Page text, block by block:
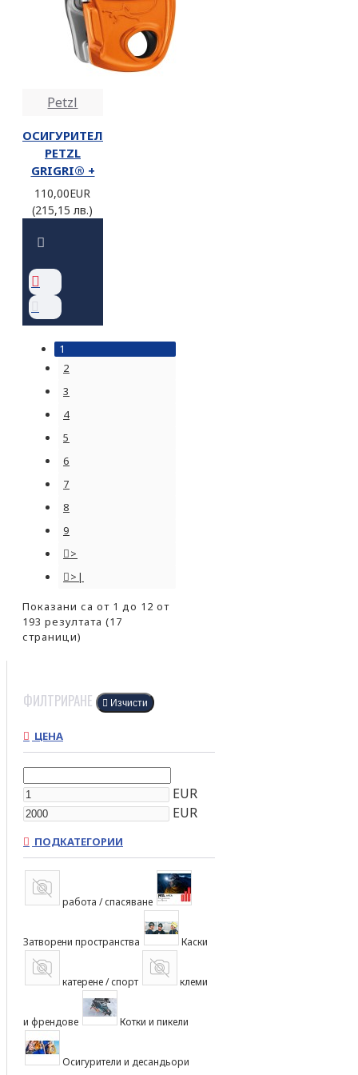
Petzl
ОСИГУРИТЕЛ
PETZL
GRIGRI® +
110,00EUR
(215,15 лв.)
1
2
3
4
5
6
7
8
9
>
>|
Показани са от 1 до 12 от
193 резултата (17
страници)
ФИЛТРИРАНЕ Изчисти
ЦЕНА
EUR
EUR
ПОДКАТЕГОРИИ
работа / спасяване
Затворени пространства Каски
катерене / спорт клеми
и френдове Котки и пикели
Осигурители и десандьори